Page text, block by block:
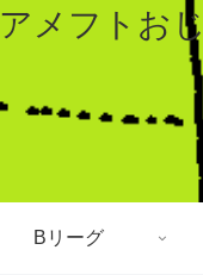
アメフトお
Bリーグ